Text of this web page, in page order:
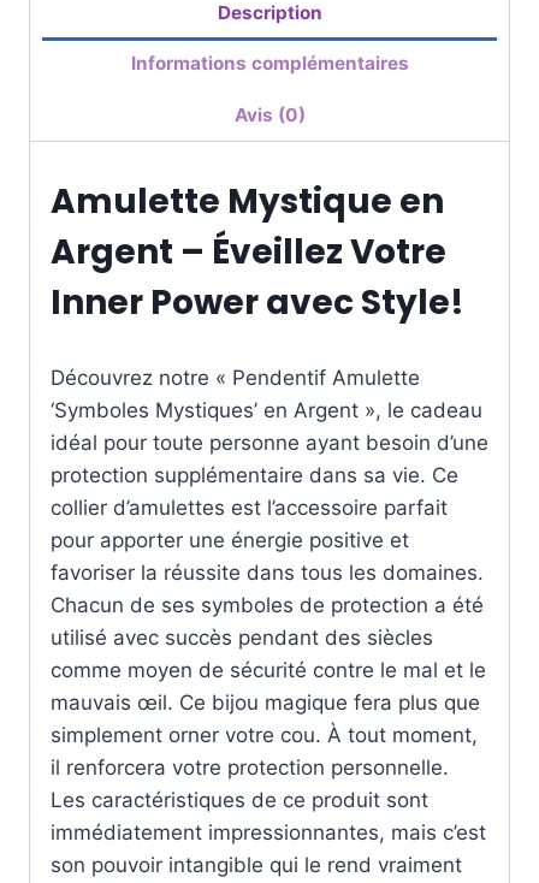
Description
Informations complémentaires
Avis (0)
Amulette Mystique en
Argent – Éveillez Votre
Inner Power avec Style!
Découvrez notre « Pendentif Amulette
‘Symboles Mystiques’ en Argent », le cadeau
idéal pour toute personne ayant besoin d’une
protection supplémentaire dans sa vie. Ce
collier d’amulettes est l’accessoire parfait
pour apporter une énergie positive et
favoriser la réussite dans tous les domaines.
Chacun de ses symboles de protection a été
utilisé avec succès pendant des siècles
comme moyen de sécurité contre le mal et le
mauvais œil. Ce bijou magique fera plus que
simplement orner votre cou. À tout moment,
il renforcera votre protection personnelle.
Les caractéristiques de ce produit sont
immédiatement impressionnantes, mais c’est
son pouvoir intangible qui le rend vraiment